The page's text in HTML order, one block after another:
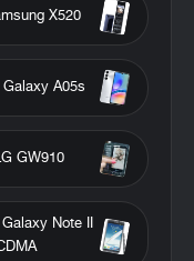
X520
A05s
GW910
Note II